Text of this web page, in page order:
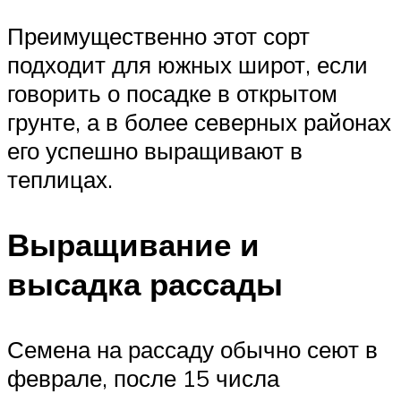
Преимущественно этот сорт
подходит для южных широт, если
говорить о посадке в открытом
грунте, а в более северных районах
его успешно выращивают в
теплицах.
Выращивание и
высадка рассады
Семена на рассаду обычно сеют в
феврале, после 15 числа